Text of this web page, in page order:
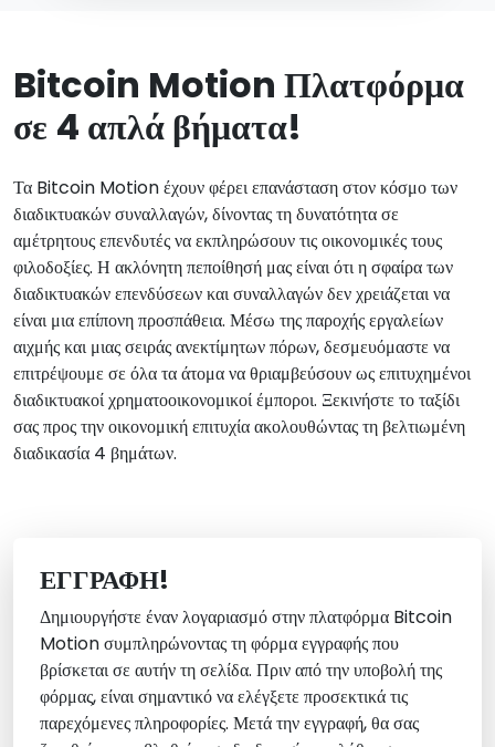
Bitcoin Motion Πλατφόρμα
σε 4 απλά βήματα!
Τα Bitcoin Motion έχουν φέρει επανάσταση στον κόσμο των
διαδικτυακών συναλλαγών, δίνοντας τη δυνατότητα σε
αμέτρητους επενδυτές να εκπληρώσουν τις οικονομικές τους
φιλοδοξίες. Η ακλόνητη πεποίθησή μας είναι ότι η σφαίρα των
διαδικτυακών επενδύσεων και συναλλαγών δεν χρειάζεται να
είναι μια επίπονη προσπάθεια. Μέσω της παροχής εργαλείων
αιχμής και μιας σειράς ανεκτίμητων πόρων, δεσμευόμαστε να
επιτρέψουμε σε όλα τα άτομα να θριαμβεύσουν ως επιτυχημένοι
διαδικτυακοί χρηματοοικονομικοί έμποροι. Ξεκινήστε το ταξίδι
σας προς την οικονομική επιτυχία ακολουθώντας τη βελτιωμένη
διαδικασία 4 βημάτων.
ΕΓΓΡΑΦΉ!
Δημιουργήστε έναν λογαριασμό στην πλατφόρμα Bitcoin
Motion συμπληρώνοντας τη φόρμα εγγραφής που
βρίσκεται σε αυτήν τη σελίδα. Πριν από την υποβολή της
φόρμας, είναι σημαντικό να ελέγξετε προσεκτικά τις
παρεχόμενες πληροφορίες. Μετά την εγγραφή, θα σας